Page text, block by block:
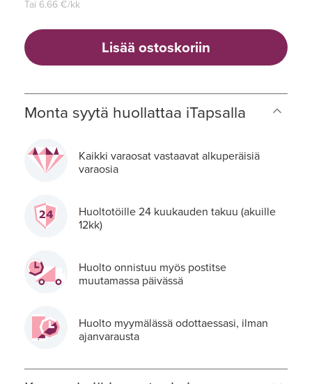
Tai 6.66 €/kk
Lisää ostoskoriin
Monta syytä huollattaa iTapsalla
Kaikki varaosat vastaavat alkuperäisiä
varaosia
Huoltotöille 24 kuukauden takuu (akuille
12kk)
Huolto onnistuu myös postitse
muutamassa päivässä
Huolto myymälässä odottaessasi, ilman
ajanvarausta